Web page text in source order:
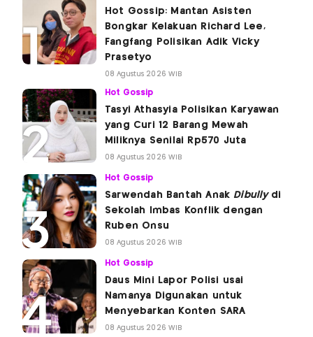
Hot Gossip: Mantan Asisten
Bongkar Kelakuan Richard Lee,
Fangfang Polisikan Adik Vicky
Prasetyo
08 Agustus 2026 WIB
Hot Gossip
Tasyi Athasyia Polisikan Karyawan
yang Curi 12 Barang Mewah
Miliknya Senilai Rp570 Juta
08 Agustus 2026 WIB
Hot Gossip
Sarwendah Bantah Anak Dibullydi
Sekolah Imbas Konflik dengan
Ruben Onsu
08 Agustus 2026 WIB
Hot Gossip
Daus Mini Lapor Polisi usai
Namanya Digunakan untuk
Menyebarkan Konten SARA
08 Agustus 2026 WIB